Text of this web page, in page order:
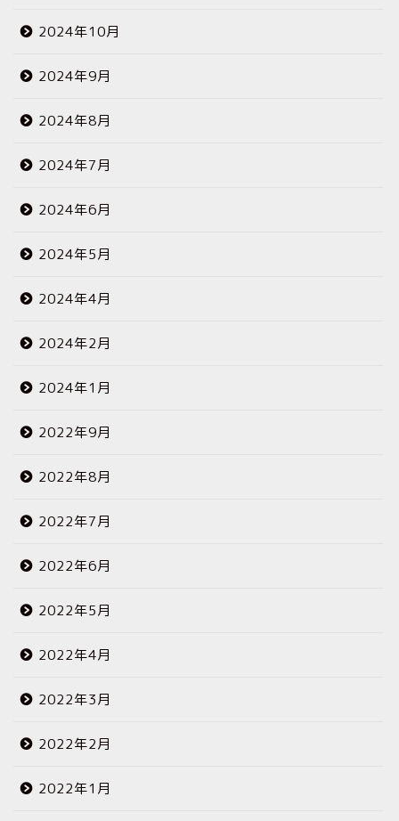
2024年10月
2024年9月
2024年8月
2024年7月
2024年6月
2024年5月
2024年4月
2024年2月
2024年1月
2022年9月
2022年8月
2022年7月
2022年6月
2022年5月
2022年4月
2022年3月
2022年2月
2022年1月